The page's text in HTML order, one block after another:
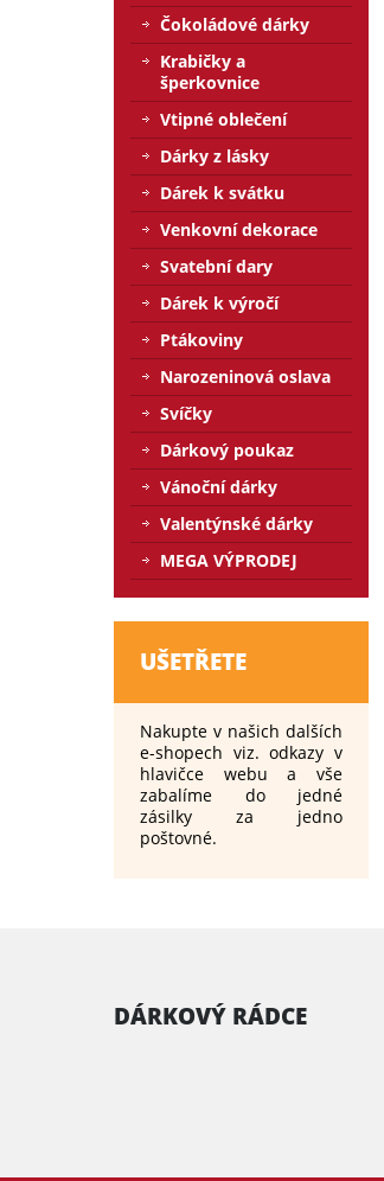
Čokoládové dárky
Krabičky a
šperkovnice
Vtipné oblečení
Dárky z lásky
Dárek k svátku
Venkovní dekorace
Svatební dary
Dárek k výročí
Ptákoviny
Narozeninová oslava
Svíčky
Dárkový poukaz
Vánoční dárky
Valentýnské dárky
MEGA VÝPRODEJ
UŠETŘETE
Nakupte v našich dalších
e-shopech viz. odkazy v
hlavičce webu a vše
zabalíme do jedné
zásilky za jedno
poštovné.
DÁRKOVÝ RÁDCE